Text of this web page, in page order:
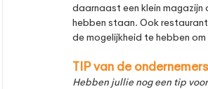
daarnaast een klein magazijn
hebben staan. Ook
de mogelijkheid te hebben
TIP van de
Hebben jullie nog een tip voor